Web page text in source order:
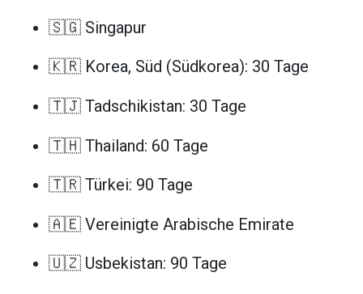
🇸🇬 Singapur
🇰🇷 Korea, Süd (Südkorea): 30 Tage
🇹🇯 Tadschikistan: 30 Tage
🇹🇭 Thailand: 60 Tage
🇹🇷 Türkei: 90 Tage
🇦🇪 Vereinigte Arabische Emirate
🇺🇿 Usbekistan: 90 Tage